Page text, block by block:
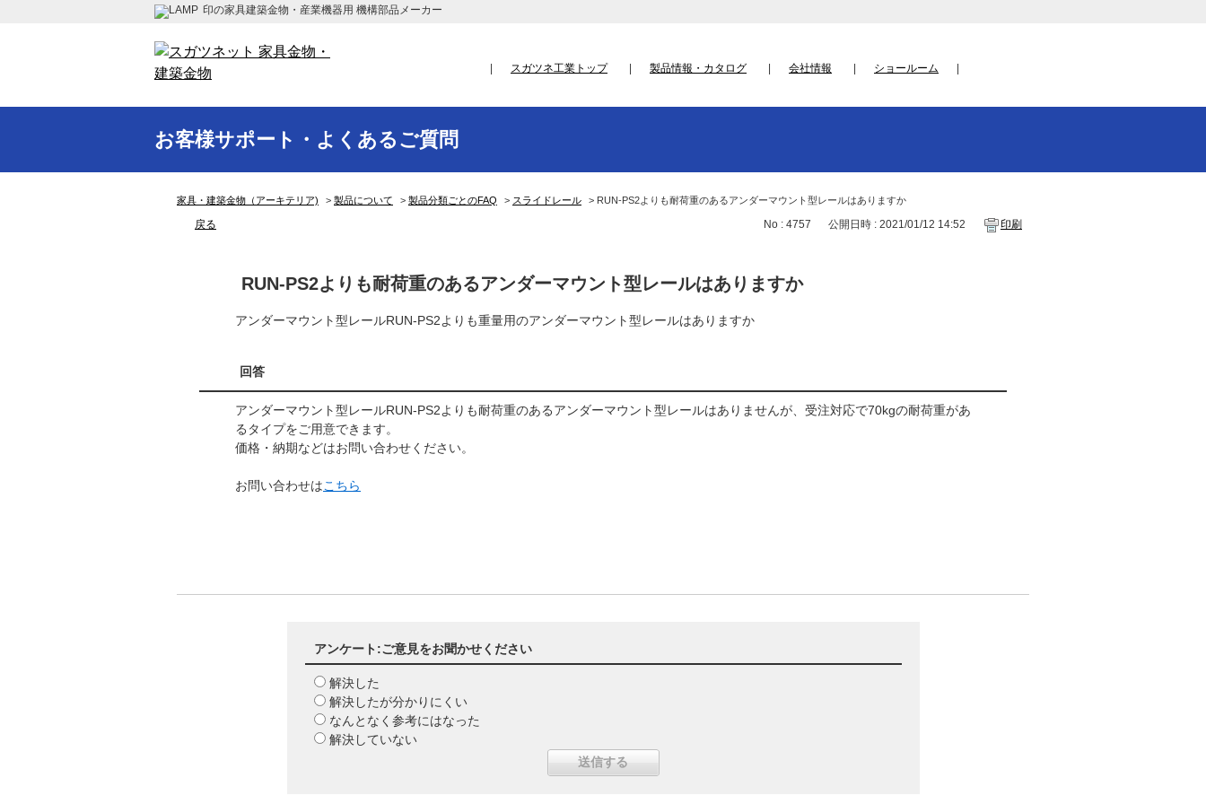
印の家具建築金物・産業機器用 機構部品メーカー
スガツネ工業トップ 製品情報・カタログ 会社情報 ショールーム
お客様サポート・よくあるご質問
家具・建築金物（アーキテリア) > 製品について > 製品分類ごとのFAQ > スライドレール > RUN-PS2よりも耐荷重のあるアンダーマウント型レールはありますか
戻る No : 4757 公開日時 : 2021/01/12 14:52 印刷
RUN-PS2よりも耐荷重のあるアンダーマウント型レールはありますか
アンダーマウント型レールRUN-PS2よりも重量用のアンダーマウント型レールはありますか
回答
アンダーマウント型レールRUN-PS2よりも耐荷重のあるアンダーマウント型レールはありませんが、受注対応で70kgの耐荷重があ
るタイプをご用意できます。
価格・納期などはお問い合わせください。
お問い合わせはこちら
アンケート:ご意見をお聞かせください
解決した
解決したが分かりにくい
なんとなく参考にはなった
解決していない